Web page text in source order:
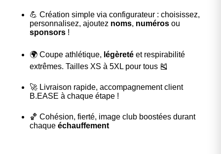
💪 Création simple via configurateur : choisissez,
personnalisez, ajoutez noms, numéros ou
sponsors !
🌍 Coupe athlétique, légèreté et respirabilité
extrêmes. Tailles XS à 5XL pour tous 🎽
🚀 Livraison rapide, accompagnement client
B.EASE à chaque étape !
🏀 Cohésion, fierté, image club boostées durant
chaque échauffement